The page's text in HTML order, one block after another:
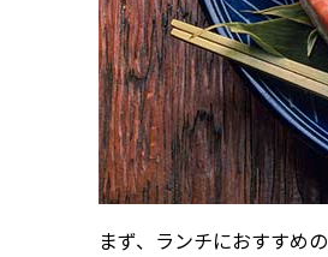
まず、ランチにおすすめ